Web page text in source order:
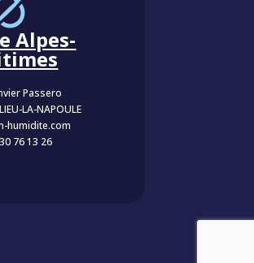
Alpes-
Passero
LA-NAPOULE
humidite.com
76 13 26